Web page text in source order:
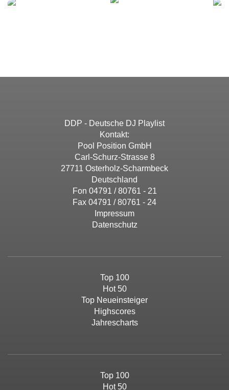
DDP - Deutsche DJ Playlist
Kontakt:
Pool Position GmbH
Carl-Schurz-Strasse 8
27711 Osterholz-Scharmbeck
Deutschland
Fon 04791 / 80761 - 21
Fax 04791 / 80761 - 24
Impressum
Datenschutz
Top 100
Hot 50
Top Neueinsteiger
Highscores
Jahrescharts
Top 100
Hot 50